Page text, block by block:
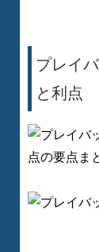
プレイ
と利点